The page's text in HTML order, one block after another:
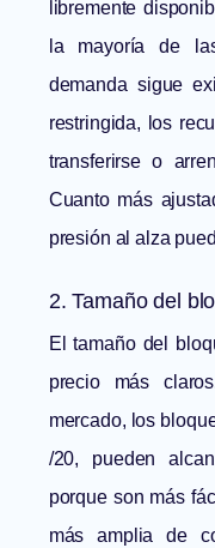
libremente
la mayoría de
demanda sigue
restringida, los
transferirse o
Cuanto más
presión al alza
2. Tamaño del
El tamaño del
precio más
mercado, los
/20, pueden
porque son más
más amplia de